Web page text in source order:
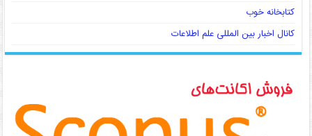
کتابخانه خوب
کانال اخبار بین المللی علم اطلاعات